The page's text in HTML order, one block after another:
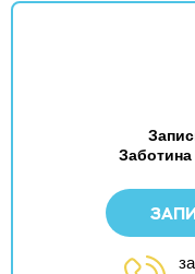
Заботина